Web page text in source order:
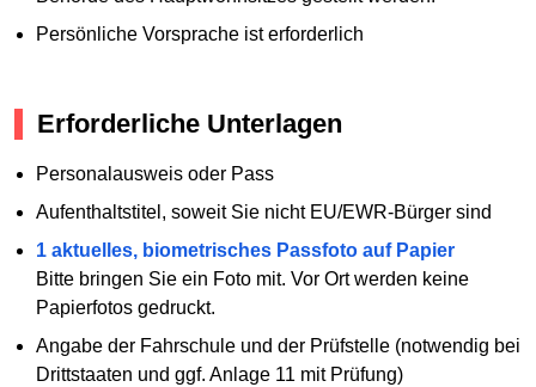
Persönliche Vorsprache ist erforderlich
Erforderliche Unterlagen
Personalausweis oder Pass
Aufenthaltstitel, soweit Sie nicht EU/EWR-Bürger sind
1 aktuelles, biometrisches Passfoto auf Papier
Bitte bringen Sie ein Foto mit. Vor Ort werden keine
Papierfotos gedruckt.
Angabe der Fahrschule und der Prüfstelle (notwendig bei
Drittstaaten und ggf. Anlage 11 mit Prüfung)